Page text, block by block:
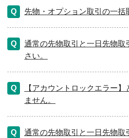
先物・オプション取引の一括
通常の先物取引と一日先物取
さい。
【アカウントロックエラー
ません。
通常の先物取引と一日先物取